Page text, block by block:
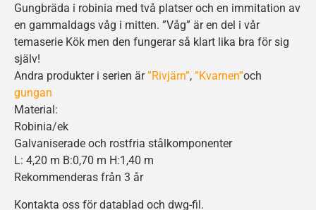
Gungbräda i robinia med två platser och en immitation av
en gammaldags våg i mitten. ”Våg” är en del i vår
temaserie Kök men den fungerar så klart lika bra för sig
själv!
Andra produkter i serien är”Rivjärn”, ”Kvarnen”och
gungan
Material:
Robinia/ek
Galvaniserade och rostfria stålkomponenter
L: 4,20 m B:0,70 m H:1,40 m
Rekommenderas från 3 år
Kontakta oss för datablad och dwg-fil.